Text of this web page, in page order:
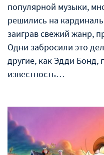
популярной музыки,
решились на
заиграв свежий жанр,
Одни забросили это
другие, как Эдди Бонд,
известность…